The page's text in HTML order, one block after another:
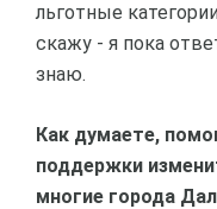
льготные
скажу - я пока
знаю.
Как думаете,
поддержки
многие города